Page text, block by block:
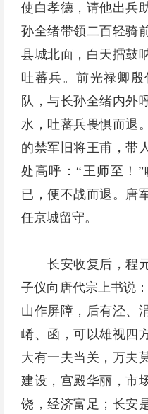
使白孝德，请他出兵
孙全绪带领二百轻骑
县城北面，白天擂鼓
吐蕃兵。前光禄卿
队，与长孙全绪内外
水，吐蕃兵畏惧而退
的禁军旧将王甫，带
处高呼：“王师至！
已，便不战而退。唐
任京城留守。
长安收复后，程元
子仪向唐代宗上书说
山作屏障，后有泾、
崤、函，可以雄视四
大有一夫当关，万夫
建设，宫殿华丽，市
饶，经济富足；长安